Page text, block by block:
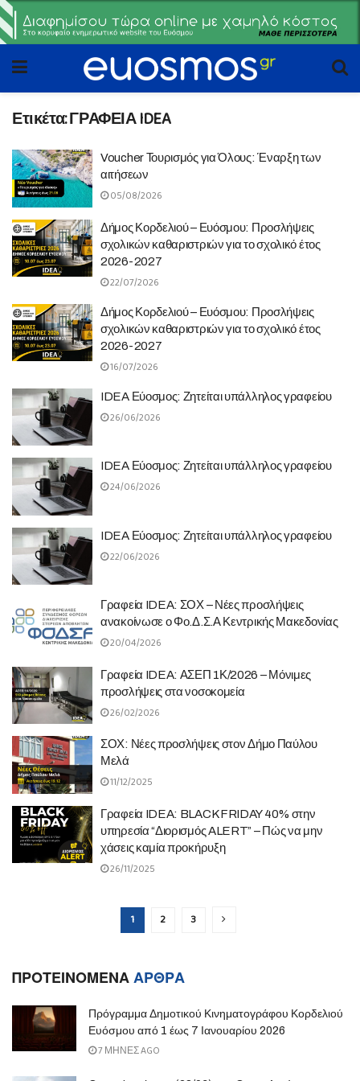
Ετικέτα:ΓΡΑΦΕΙΑ IDEA
Voucher Τουρισμός για Όλους: Έναρξη των
αιτήσεων
05/08/2026
Δήμος Κορδελιού – Ευόσμου: Προσλήψεις
σχολικών καθαριστριών για το σχολικό έτος
2026-2027
22/07/2026
Δήμος Κορδελιού – Ευόσμου: Προσλήψεις
σχολικών καθαριστριών για το σχολικό έτος
2026-2027
16/07/2026
IDEA Εύοσμος: Ζητείται υπάλληλος γραφείου
26/06/2026
IDEA Εύοσμος: Ζητείται υπάλληλος γραφείου
24/06/2026
IDEA Εύοσμος: Ζητείται υπάλληλος γραφείου
22/06/2026
Γραφεία IDEA: ΣΟΧ – Νέες προσλήψεις
ανακοίνωσε ο Φο.Δ.Σ.Α Κεντρικής Μακεδονίας
20/04/2026
Γραφεία IDEA: ΑΣΕΠ 1Κ/2026 – Μόνιμες
προσλήψεις στα νοσοκομεία
26/02/2026
ΣΟΧ: Νέες προσλήψεις στον Δήμο Παύλου
Μελά
11/12/2025
Γραφεία IDEA: BLACK FRIDAY 40% στην
υπηρεσία “Διορισμός ALERT” – Πώς να μην
χάσεις καμία προκήρυξη
26/11/2025
1 2 3
ΠΡΟΤΕΙΝΟΜΕΝΑΑΡΘΡΑ
Πρόγραμμα Δημοτικού Κινηματογράφου Κορδελιού
Ευόσμου από 1 έως 7 Ιανουαρίου 2026
7 ΜΉΝΕΣ AGO